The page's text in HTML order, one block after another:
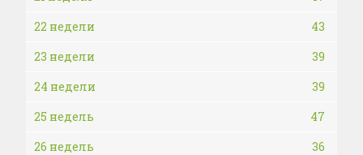
22 недели
43
23 недели
39
24 недели
39
25 недель
47
26 недель
36